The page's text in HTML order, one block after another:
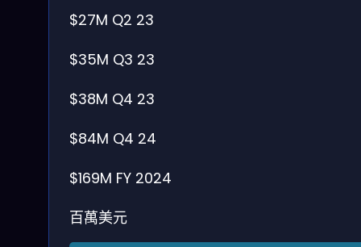
$27M Q2 23
$35M Q3 23
$38M Q4 23
$84M Q4 24
$169M FY 2024
百萬美元